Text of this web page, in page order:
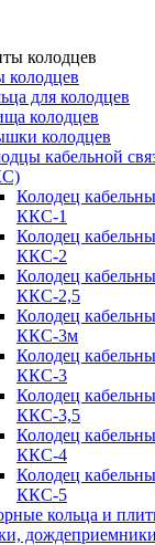
колодцев
для колодцев
колодцев
колодцев
кабельной
Колодец
ККС-1
Колодец
ККС-2
Колодец
ККС-2,5
Колодец
ККС-3м
Колодец
ККС-3
Колодец
ККС-3,5
Колодец
ККС-4
Колодец
ККС-5
кольца и